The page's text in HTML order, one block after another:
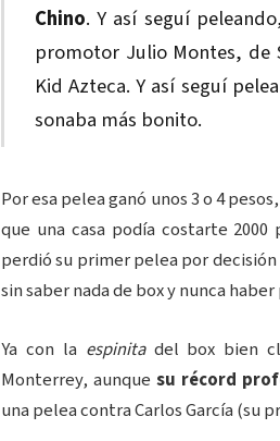
Chino. Y así seguí
promotor Julio Montes, de
Kid Azteca. Y así seguí
sonaba más bonito.
Por esa pelea ganó unos 3 o 4
que una casa podía costarte
perdió su primer pelea por
sin saber nada de box y nunca
Ya con la espinitadel box bien
Monterrey, aunque su récord
una pelea contra Carlos García (su